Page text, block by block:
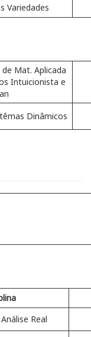
Variedades
Mat. Aplicada
Intuicionista e
Dinâmicos
Real